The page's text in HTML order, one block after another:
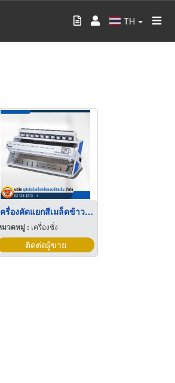
TH
เครื่องคัดแยกสีเมล็ดข้าวสาร Rice Color Sorter
วดหมู่ : เครื่องชั่ง
ติดต่อผู้ขาย